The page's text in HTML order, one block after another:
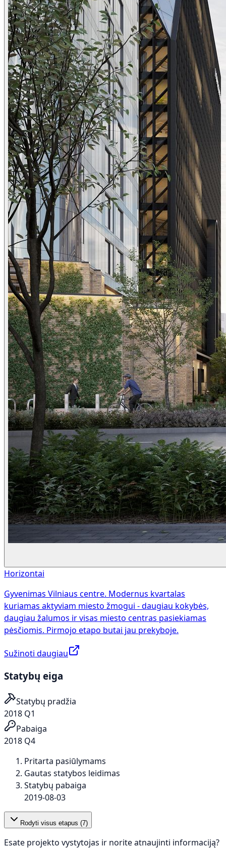
Horizontai
Gyvenimas Vilniaus centre. Modernus kvartalas
kuriamas aktyviam miesto žmogui - daugiau kokybės,
daugiau žalumos ir visas miesto centras pasiekiamas
pėsčiomis. Pirmojo etapo butai jau prekyboje.
Sužinoti daugiau
Statybų eiga
Statybų pradžia
2018 Q1
Pabaiga
2018 Q4
Pritarta pasiūlymams
Gautas statybos leidimas
Statybų pabaiga
2019-08-03
Rodyti visus etapus (7)
Esate projekto vystytojas ir norite atnaujinti informaciją?